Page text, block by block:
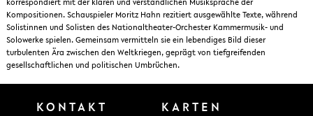
korrespondiert mit der klaren und verständlichen Musiksprache der
Kompositionen. Schauspieler Moritz Hahn rezitiert ausgewählte Texte, während
Solistinnen und Solisten des Nationaltheater-Orchester Kammermusik- und
Solowerke spielen. Gemeinsam vermitteln sie ein lebendiges Bild dieser
turbulenten Ära zwischen den Weltkriegen, geprägt von tiefgreifenden
gesellschaftlichen und politischen Umbrüchen.
KONTAKT KARTEN